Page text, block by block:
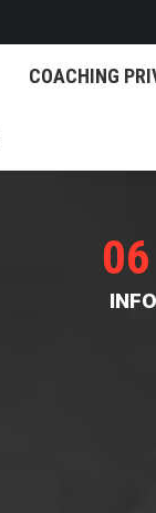
COACHING